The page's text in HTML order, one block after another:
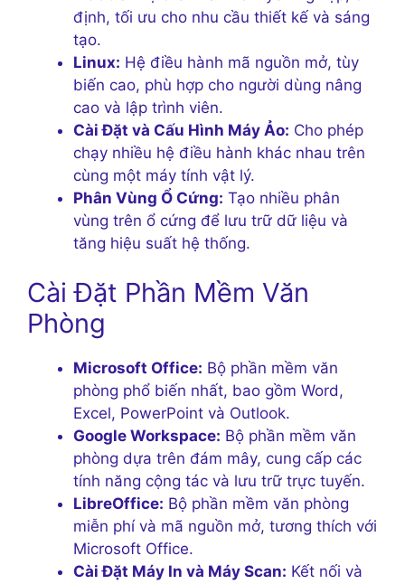
định, tối ưu cho nhu cầu thiết kế và sáng
tạo.
Linux: Hệ điều hành mã nguồn mở, tùy
biến cao, phù hợp cho người dùng nâng
cao và lập trình viên.
Cài Đặt và Cấu Hình Máy Ảo: Cho phép
chạy nhiều hệ điều hành khác nhau trên
cùng một máy tính vật lý.
Phân Vùng Ổ Cứng: Tạo nhiều phân
vùng trên ổ cứng để lưu trữ dữ liệu và
tăng hiệu suất hệ thống.
Cài Đặt Phần Mềm Văn
Phòng
Microsoft Office: Bộ phần mềm văn
phòng phổ biến nhất, bao gồm Word,
Excel, PowerPoint và Outlook.
Google Workspace: Bộ phần mềm văn
phòng dựa trên đám mây, cung cấp các
tính năng cộng tác và lưu trữ trực tuyến.
LibreOffice: Bộ phần mềm văn phòng
miễn phí và mã nguồn mở, tương thích với
Microsoft Office.
Cài Đặt Máy In và Máy Scan: Kết nối và